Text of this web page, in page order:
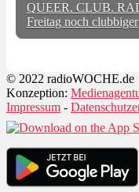
QUEER. CLUB.
Freitag noch clubbiger
© 2022 radioWOCHE.de
Konzeption:
Impressum -